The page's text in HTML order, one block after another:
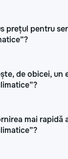
prețul pentru
de obicei, un
mai rapidă